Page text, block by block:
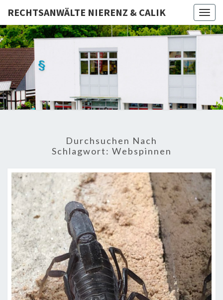
RECHTSANWÄLTE NIERENZ & CALIK
Rechtsanwälte
Durchsuchen Nach
Schlagwort: Webspinnen